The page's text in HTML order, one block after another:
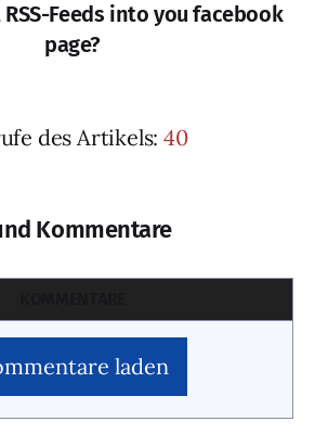
Feeds into you facebook
page?
des Artikels: 40
Kommentare
laden